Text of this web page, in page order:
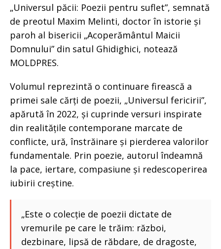
„Universul păcii: Poezii pentru suflet”, semnată
de preotul Maxim Melinti, doctor în istorie și
paroh al bisericii „Acoperământul Maicii
Domnului” din satul Ghidighici, notează
MOLDPRES.
Volumul reprezintă o continuare firească a
primei sale cărți de poezii, „Universul fericirii”,
apărută în 2022, și cuprinde versuri inspirate
din realitățile contemporane marcate de
conflicte, ură, înstrăinare și pierderea valorilor
fundamentale. Prin poezie, autorul îndeamnă
la pace, iertare, compasiune și redescoperirea
iubirii creștine.
„Este o colecție de poezii dictate de
vremurile pe care le trăim: război,
dezbinare, lipsă de răbdare, de dragoste,